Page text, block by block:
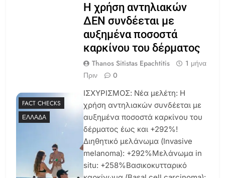
FACT CHECKS
ΕΛΛΆΔΑ
Η χρήση αντηλιακών
ΔΕΝ συνδέεται με
αυξημένα ποσοστά
καρκίνου του δέρματος
Thanos Sitistas Epachtitis
1 μήνα
Πριν
0
ΙΣΧΥΡΙΣΜΟΣ: Νέα μελέτη: Η
χρήση αντηλιακών συνδέεται με
αυξημένα ποσοστά καρκίνου του
δέρματος έως και +292%!
Διηθητικό μελάνωμα (Invasive
melanoma): +292%Μελάνωμα in
situ: +258%Βασικοκυτταρικό